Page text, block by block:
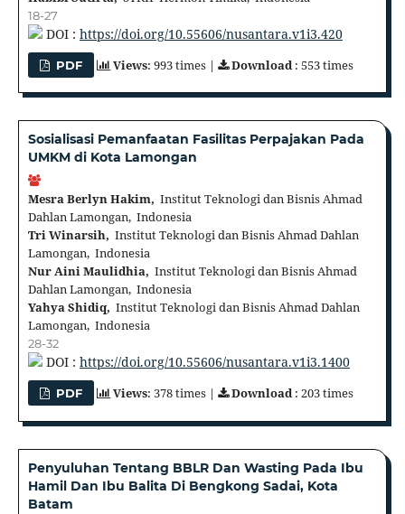
18-27
DOI : https://doi.org/10.55606/nusantara.v1i3.420
PDF Views: 993 times | Download: 553 times
Sosialisasi Pemanfaatan Fasilitas Perpajakan Pada
UMKM di Kota Lamongan
Mesra Berlyn Hakim, Institut Teknologi dan Bisnis Ahmad
Dahlan Lamongan, Indonesia
Tri Winarsih, Institut Teknologi dan Bisnis Ahmad Dahlan
Lamongan, Indonesia
Nur Aini Maulidhia, Institut Teknologi dan Bisnis Ahmad
Dahlan Lamongan, Indonesia
Yahya Shidiq, Institut Teknologi dan Bisnis Ahmad Dahlan
Lamongan, Indonesia
28-32
DOI : https://doi.org/10.55606/nusantara.v1i3.1400
PDF Views: 378 times | Download: 203 times
Penyuluhan Tentang BBLR Dan Wasting Pada Ibu
Hamil Dan Ibu Balita Di Bengkong Sadai, Kota
Batam